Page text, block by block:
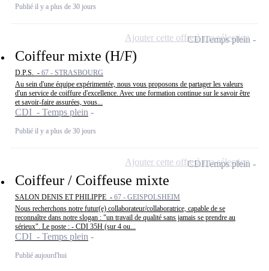
Publié il y a plus de 30 jours
Coiffeur mixte (H/F)
D.P.S. - 67 - STRASBOURG
Au sein d'une équipe expérimentée, nous vous proposons de partager les valeurs
d'un service de coiffure d'excellence. Avec une formation continue sur le savoir être
et savoir-faire assurées, vous...
CDI - Temps plein
Publié il y a plus de 30 jours
CDITemps plein
Ajouter cette offre à ma sélection
Coiffeur / Coiffeuse mixte
SALON DENIS ET PHILIPPE - 67 - GEISPOLSHEIM
Nous recherchons notre futur(e) collaborateur/collaboratrice, capable de se
reconnaître dans notre slogan : "un travail de qualité sans jamais se prendre au
sérieux". Le poste : - CDI 35H (sur 4 ou...
CDI - Temps plein
Publié aujourd'hui
CDITemps plein
Ajouter cette offre à ma sélection